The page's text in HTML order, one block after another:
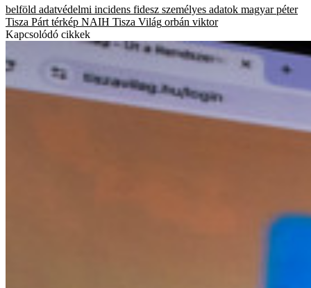
belföld adatvédelmi incidens fidesz személyes adatok magyar péter
Tisza Párt térkép NAIH Tisza Világ orbán viktor
Kapcsolódó cikkek